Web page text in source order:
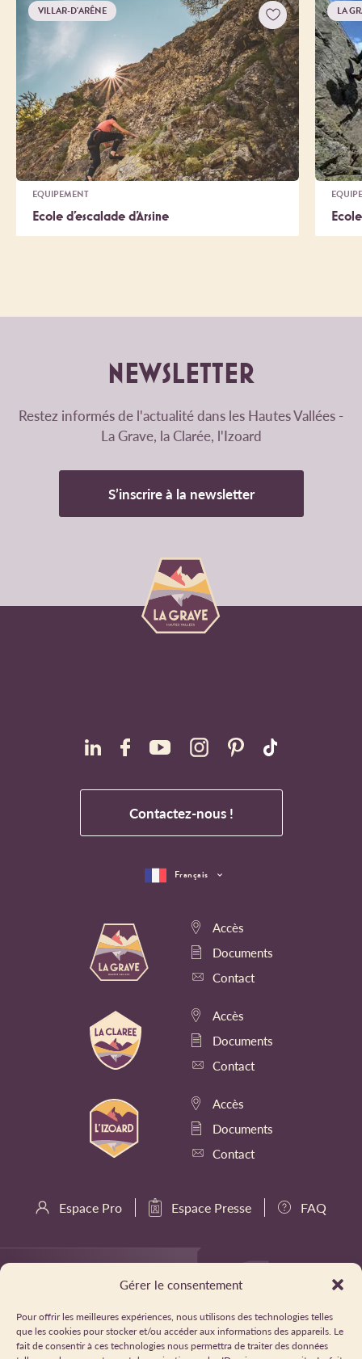
Gérer le consentement
Pour offrir les meilleures expériences, nous utilisons des technologies telles
que les cookies pour stocker et/ou accéder aux informations des appareils. Le
fait de consentir à ces technologies nous permettra de traiter des données
VILLAR-D'ARÊNE
EQUIPEMENT
Ecole d'escalade d'Arsine
LA
NEWSLETTER
Restez informés de l'actualité dans les Hautes Vallées -
La Grave, la Clarée, l'Izoard
S’inscrire à la newsletter
Contactez-nous !
Accès
Documents
Contact
Accès
Documents
Contact
Accès
Documents
Contact
Espace Pro Espace Presse FAQ
Français